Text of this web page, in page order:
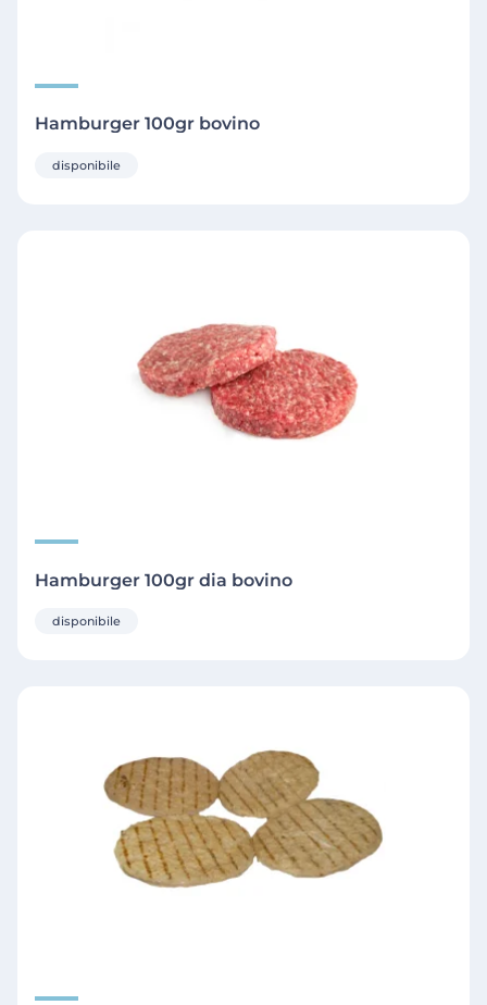
Hamburger 100gr bovino
disponibile
Hamburger 100gr dia bovino
disponibile